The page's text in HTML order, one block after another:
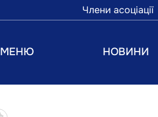
Члени асоціації
МЕНЮ НОВИНИ